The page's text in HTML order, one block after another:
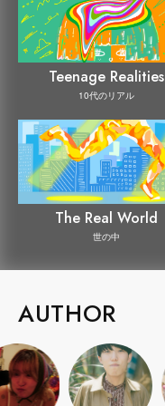
Teenage Realities
10代のリアル
The Real World
世の中
AUTHOR